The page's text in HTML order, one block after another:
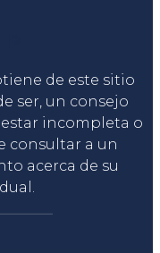
de este sitio
ser, un consejo
incompleta o
consultar a un
acerca de su